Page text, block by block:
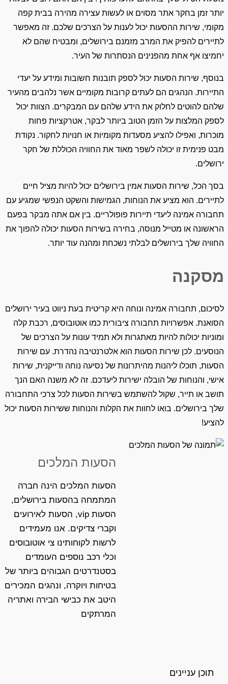
יותר זמן בחקר אתר מסוים או לעשות עצירה מהירה בבית קפה
מקומי, שירות ההסעות יכול לענות על הצרכים שלכם. זה מאפשר
לתיירים להפיק את המרב מזמנם בירושלים, ומבטיח שהם לא
יחמיצו אף אחת מהפנינים הנסתרות של העיר.
בנוסף, שירות הסעות יכול לספק תובנות חשובות ומידע על יעדי
התיירות. הנהגים הם לעתים קרובות מקומיים אשר נלהבים מהעיר
שלהם להוטים לחלוק את הידע שלהם עם המבקרים. הצוות יכול
לספק המלצות על הזמן הטוב ביותר לבקר, אטרקציות פחות
מוכרות, ואפילו להציע מסעדות מקומיות או חנויות לחקור. נקודת
מבט פנימית זו יכולה לשפר מאוד את החוויה הכוללת של חקר
ירושלים.
בסך הכל, שירות הסעות אמין בירושלים יכול להיות מציל חיים
לתיירים. הוא מציע את הנוחות, הגמישות והשקט הנפשי שמגיע עם
תחבורה אמינה ליעדי תיירות פופולריים. בין אם אתה מבקר בפעם
הראשונה או מטייל מנוסה, בחירה בשירות הסעות יכולה להפוך את
החוויה שלך בירושלים לבלתי נשכחת ומהנה עוד יותר.
מסקנה
לסיכום, תחבורה אמינה ונוחה היא קריטית בעת ניווט בעיר ירושלים
הסואנת. אפשרויות תחבורה ציבורית כמו אוטובוסים, רכבת קלה
ומוניות יכולות להיות מאתגרות ולא תמיד עונות על הצרכים של
הנוסעים. לכן שירות הסעות הוא אלטרנטיבה נהדרת. עם שירות
הסעות, תוכלו ליהנות מהיתרונות של נסיעה נוחה ודייקנית, שירות
אישי, והנוחות של הובלה ישירות ליעדכם. זה לא משנה האם הנך
תושב או תייר, שקול להשתמש בשירות הסעות לכל צרכי התחבורה
שלך בירושלים. בואו לחוות את הקלות והנוחות ששירות הסעות יכול
להציע!
הסעות המלכים
הסעות המלכים הינה חברה
המתמחה בהסעות בירושלים,
הסעות vip, הסעות לאירועים
וקברי צדיקים. אנו מעמידים
לרשות לקוחותינו צי אוטובוסים
וכלי רכב נוספים העומדים
בסטנדרטים הגבוהים ביותר של
בטיחות ויוקרה, ונהגים המכירים
היטב את כבישי הבירה ואתריה
המרתקים
תוכן עניינים